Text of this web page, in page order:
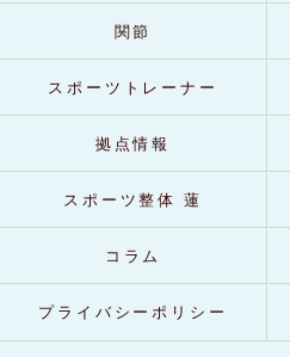
関節
スポーツトレーナー
拠点情報
スポーツ整体 蓮
コラム
プライバシーポリシー